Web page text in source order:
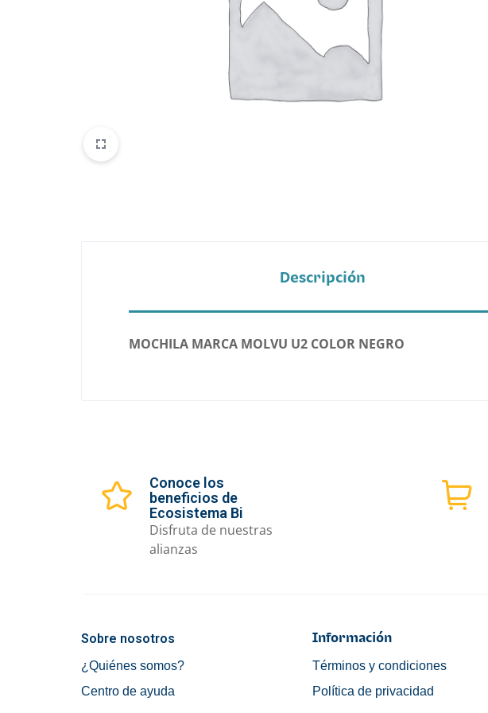
Descripción
MOCHILA MARCA MOLVU U2 COLOR NEGRO
Conoce los
beneficios de
Ecosistema Bi
Disfruta de nuestras
alianzas
Sobre nosotros
¿Quiénes somos?
Centro de ayuda
Información
Términos y condiciones
Política de privacidad